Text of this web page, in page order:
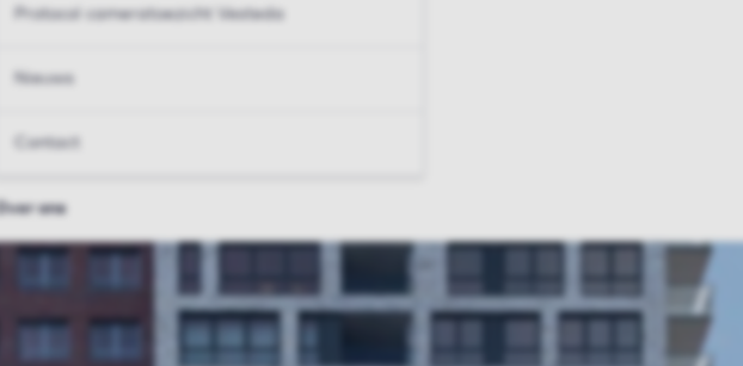
Protocol cameratoezicht Vesteda
Nieuws
Contact
Over ons